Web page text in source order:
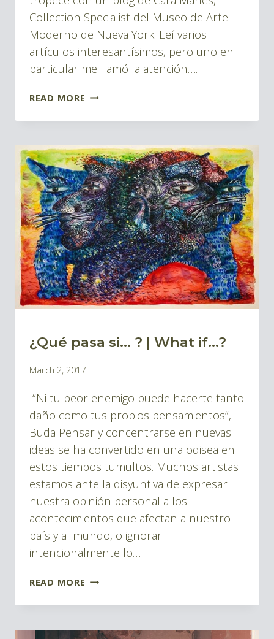
Collection Specialist del Museo de Arte
Moderno de Nueva York. Leí varios
artículos interesantísimos, pero uno en
particular me llamó la atención….
READ MORE PERCEPCIONES
BLOG
¿Qué pasa si… ? | What if…?
By
Montes
March 2, 2017
“Ni tu peor enemigo puede hacerte tanto
daño como tus propios pensamientos”,–
Buda Pensar y concentrarse en nuevas
ideas se ha convertido en una odisea en
estos tiempos tumultos. Muchos artistas
estamos ante la disyuntiva de expresar
nuestra opinión personal a los
acontecimientos que afectan a nuestro
país y al mundo, o ignorar
intencionalmente lo…
READ MORE ¿QUÉ
?